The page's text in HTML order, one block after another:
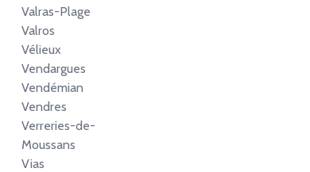
Valras-Plage
Valros
Vélieux
Vendargues
Vendémian
Vendres
Verreries-de-
Moussans
Vias